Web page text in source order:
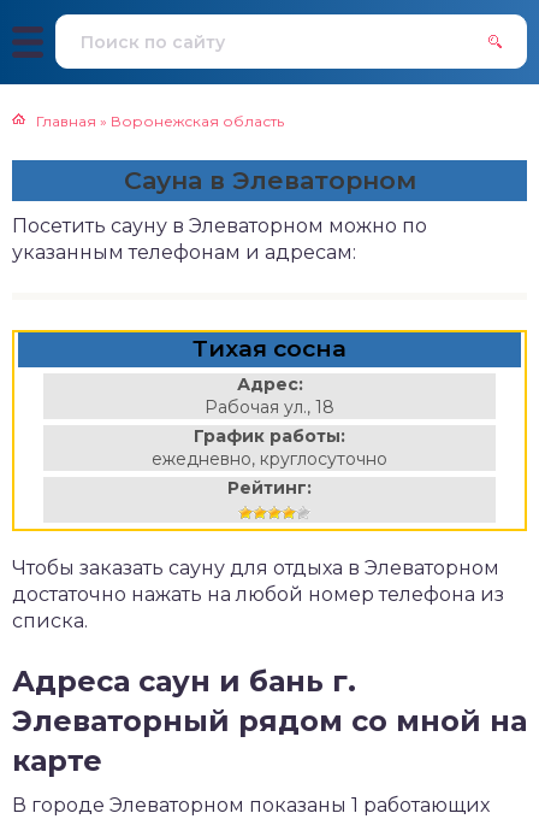
Главная » Воронежская область
Сауна в Элеваторном
Посетить сауну в Элеваторном можно по
указанным телефонам и адресам:
Тихая сосна
Адрес:
Рабочая ул., 18
График работы:
ежедневно, круглосуточно
Рейтинг:
Чтобы заказать сауну для отдыха в Элеваторном
достаточно нажать на любой номер телефона из
списка.
Адреса саун и бань г.
Элеваторный рядом со мной на
карте
В городе Элеваторном показаны 1 работающих